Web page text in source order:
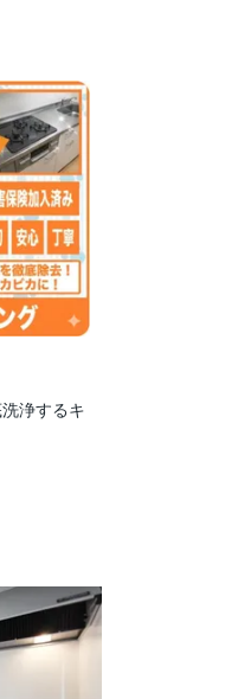
浄するキ